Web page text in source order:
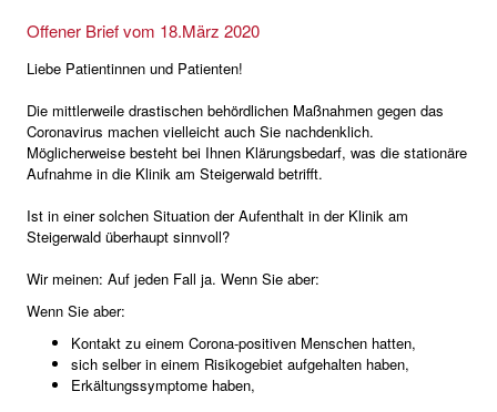
Offener Brief vom 18.März 2020
Liebe Patientinnen und Patienten!
Die mittlerweile drastischen behördlichen Maßnahmen gegen das
Coronavirus machen vielleicht auch Sie nachdenklich.
Möglicherweise besteht bei Ihnen Klärungsbedarf, was die stationäre
Aufnahme in die Klinik am Steigerwald betrifft.
Ist in einer solchen Situation der Aufenthalt in der Klinik am
Steigerwald überhaupt sinnvoll?
Wir meinen: Auf jeden Fall ja. Wenn Sie aber:
Wenn Sie aber:
Kontakt zu einem Corona-positiven Menschen hatten,
sich selber in einem Risikogebiet aufgehalten haben,
Erkältungssymptome haben,